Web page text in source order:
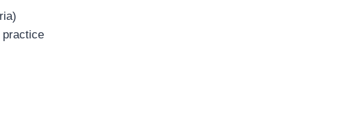
practice